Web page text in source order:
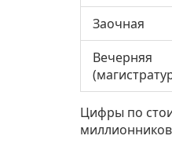
Заочная
Вечерняя
Цифры по